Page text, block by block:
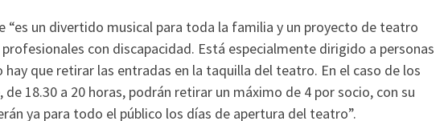
“es un divertido musical para toda la familia y un proyecto de teatro
con discapacidad. Está especialmente dirigido a personas
que retirar las entradas en la taquilla del teatro. En el caso de los
18.30 a 20 horas, podrán retirar un máximo de 4 por socio, con su
ya para todo el público los días de apertura del teatro”.